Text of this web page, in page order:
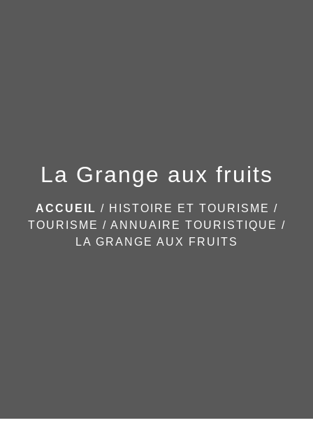
La Grange aux fruits
ACCUEIL / HISTOIRE ET TOURISME /
TOURISME / ANNUAIRE TOURISTIQUE /
LA GRANGE AUX FRUITS